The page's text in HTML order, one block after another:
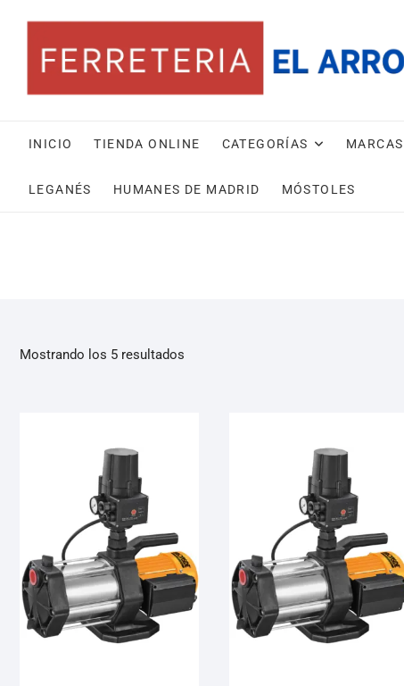
INICIO TIENDA ONLINE CATEGORÍAS MARCAS
LEGANÉS HUMANES DE MADRID MÓSTOLES
Mostrando los 5 resultados